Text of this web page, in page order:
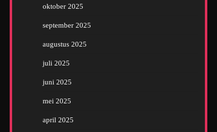
oktober 2025
september 2025
augustus 2025
juli 2025
juni 2025
mei 2025
april 2025